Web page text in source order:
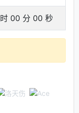
00 分 00 秒